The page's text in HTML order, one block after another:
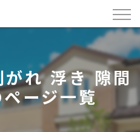
れ 浮き 隙間
ージ一覧